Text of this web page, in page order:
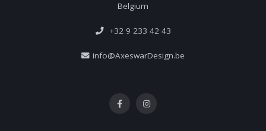
Belgium
+32 9 233 42 43
info@AxeswarDesign.be